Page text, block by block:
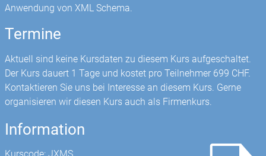
Anwendung von XML Schema.
Termine
Aktuell sind keine Kursdaten zu diesem Kurs aufgeschaltet.
Der Kurs dauert 1 Tage und kostet pro Teilnehmer 699 CHF.
Kontaktieren Sie uns bei Interesse an diesem Kurs. Gerne
organisieren wir diesen Kurs auch als Firmenkurs.
Information